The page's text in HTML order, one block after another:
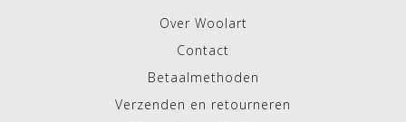
Over Woolart
Contact
Betaalmethoden
Verzenden en retourneren